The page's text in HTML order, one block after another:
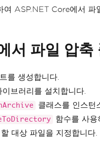
ASP.NET Core에서 파
파일 압축
를 생성합니다.
브러리를 설치합니다.
클래스를 인스턴
함수를 사용
대상 파일을 지정합니다.